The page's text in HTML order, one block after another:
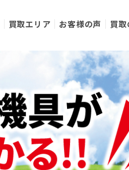
買取エリア お客様の声 買